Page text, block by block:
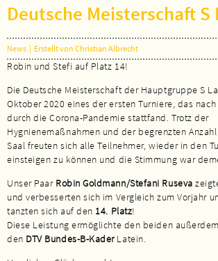
Deutsche Meisterschaft S
News | Erstellt von Christian Albrecht
Robin und Stefi auf Platz 14!
Die Deutsche Meisterschaft der Hauptgruppe S
Oktober 2020 eines der ersten Turniere, das
durch die Corona-Pandemie stattfand. Trotz der
Hygnienemaßnahmen und der begrenzten
Saal freuten sich alle Teilnehmer, wieder in den
einsteigen zu können und die Stimmung war
Unser Paar Robin Goldmann/Stefani Ruseva
und verbesserten sich im Vergleich zum Vorjahr
tanzten sich auf den 14. Platz!
Diese Leistung ermöglichte den beiden
den DTV Bundes-B-KaderLatein.